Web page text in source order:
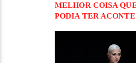
MELHOR COISA
PODIA TER